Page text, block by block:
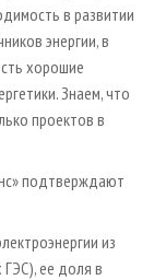
в развитии
энергии, в
хорошие
Знаем, что
проектов в
подтверждают
из
ее доля в